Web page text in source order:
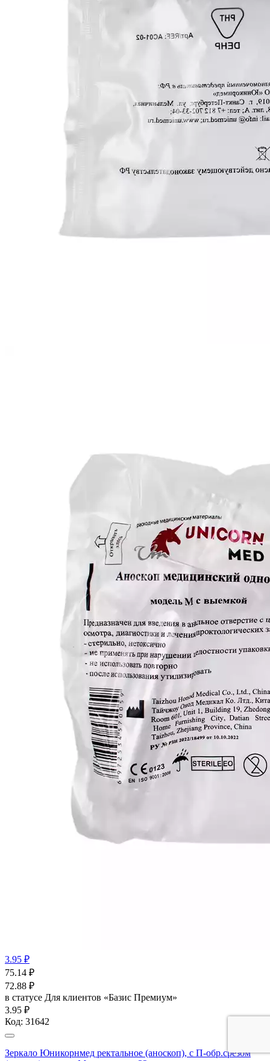
3.95 ₽
75.14 ₽
72.88 ₽
в статусе Для клиентов «Базис Премиум»
3.95 ₽
Код: 31642
Зеркало Юникорнмед ректальное (аноскоп), с П-обр.срезом